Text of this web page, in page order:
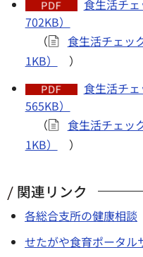
食生活チェ
702KB）
（
食生活チェッ
1KB）
）
食生活チェ
565KB）
（
食生活チェッ
1KB）
）
関連リンク
各総合支所の健康相談
せたがや食育ポータル